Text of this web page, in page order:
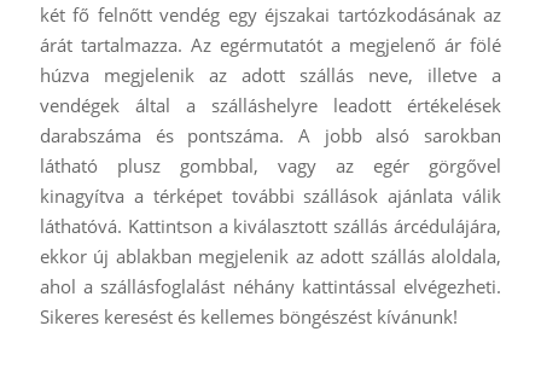
két fő felnőtt vendég egy éjszakai tartózkodásának az
árát tartalmazza. Az egérmutatót a megjelenő ár fölé
húzva megjelenik az adott szállás neve, illetve a
vendégek által a szálláshelyre leadott értékelések
darabszáma és pontszáma. A jobb alsó sarokban
látható plusz gombbal, vagy az egér görgővel
kinagyítva a térképet további szállások ajánlata válik
láthatóvá. Kattintson a kiválasztott szállás árcédulájára,
ekkor új ablakban megjelenik az adott szállás aloldala,
ahol a szállásfoglalást néhány kattintással elvégezheti.
Sikeres keresést és kellemes böngészést kívánunk!